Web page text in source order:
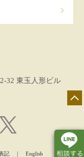
32 東玉人形ビル
記 ｜English